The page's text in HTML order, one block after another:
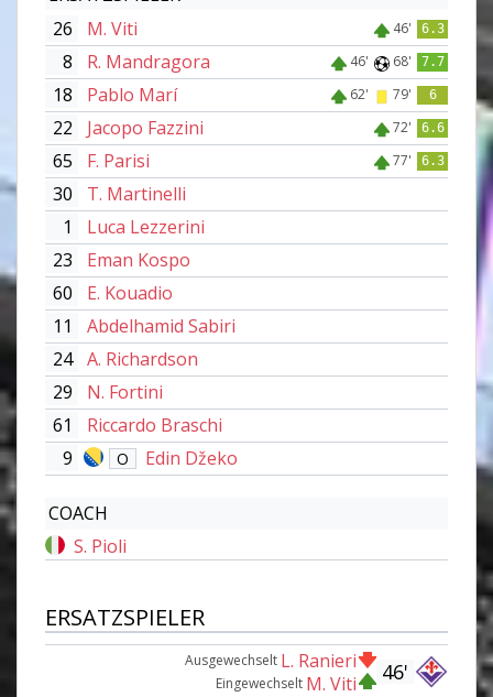
26
M. Viti 46' 6.3
8 R. Mandragora 46' 68' 7.7
18 Pablo Marí 62' 79' 6
22 Jacopo Fazzini 72' 6.6
65 F. Parisi 77' 6.3
30
T. Martinelli
1
Luca Lezzerini
23
Eman Kospo
60
E. Kouadio
11
Abdelhamid Sabiri
24 A. Richardson
29
N. Fortini
61
Riccardo Braschi
9
O Edin Džeko
COACH
S. Pioli
ERSATZSPIELER
46'
Ausgewechselt L. Ranieri
Eingewechselt M. Viti